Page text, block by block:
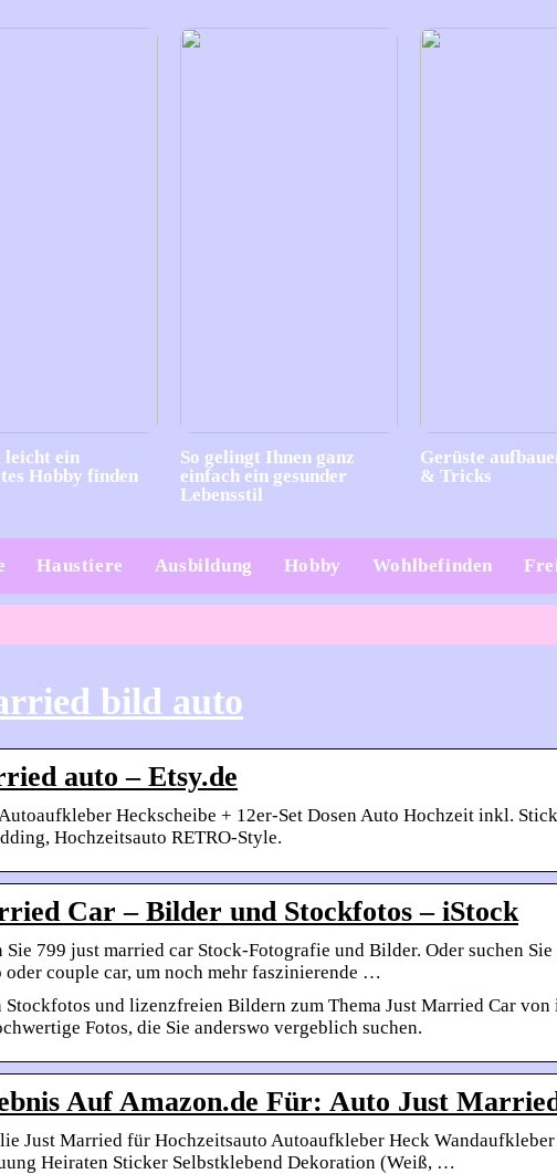
leicht ein
Hobby finden
So gelingt Ihnen ganz
einfach ein gesunder
Lebensstil
Gerüste
& Tricks
Haustiere Ausbildung Hobby Wohlbefinden
bild auto
auto – Etsy.de
Heckscheibe + 12er-Set Dosen Auto Hochzeit inkl.
Hochzeitsauto RETRO-Style.
Car – Bilder und Stockfotos – iStock
Sie 799 just married car Stock-Fotografie und Bilder. Oder suchen Sie
oder couple car, um noch mehr faszinierende …
Stockfotos und lizenzfreien Bildern zum Thema Just Married Car von
Fotos, die Sie anderswo vergeblich suchen.
Auf Amazon.de Für: Auto Just
Just Married für Hochzeitsauto Autoaufkleber Heck
Heiraten Sticker Selbstklebend Dekoration (Weiß, …